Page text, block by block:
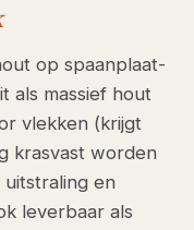
op spaanplaat-
als massief hout
vlekken (krijgt
krasvast worden
en
leverbaar als